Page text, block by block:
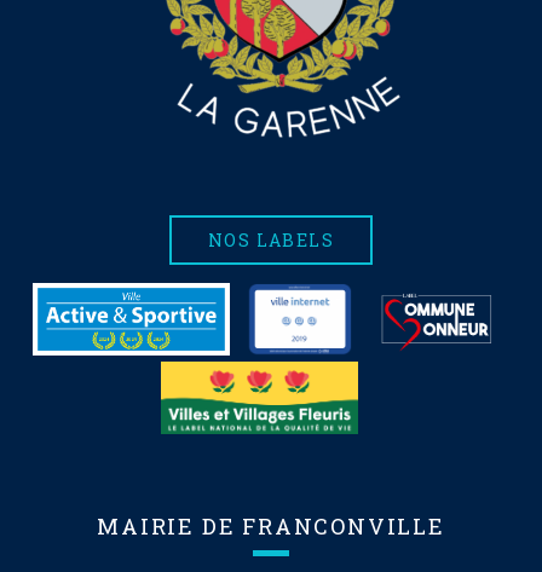
NOS LABELS
MAIRIE DE FRANCONVILLE